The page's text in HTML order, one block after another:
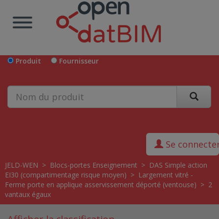
Produit Fournisseur
Se
JELD-WEN > Blocs-portes Enseignement > DAS Simple action
EI30 (compartimentage risque moyen) > Largement vitré -
Ferme porte en applique asservissement déporté (ventouse) > 2
vantaux égaux